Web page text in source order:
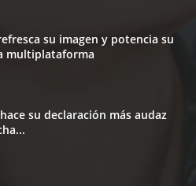
su imagen y potencia su
multiplataforma
su declaración más audaz